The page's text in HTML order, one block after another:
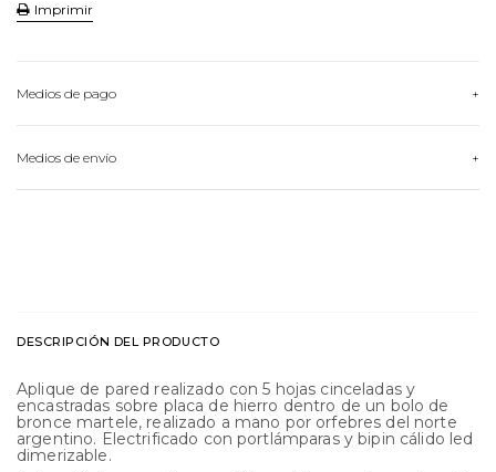
Imprimir
Medios de pago
Medios de envío
DESCRIPCIÓN DEL PRODUCTO
Aplique de pared realizado con 5 hojas cinceladas y
encastradas sobre placa de hierro dentro de un bolo de
bronce martele, realizado a mano por orfebres del norte
argentino. Electrificado con portlámparas y bipin cálido led
dimerizable.